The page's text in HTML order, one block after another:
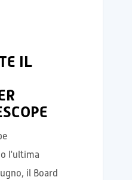
IL
l'ultima
il Board